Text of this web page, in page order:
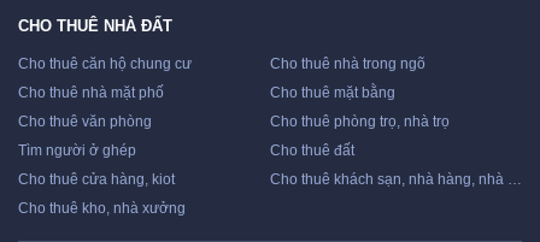
CHO THUÊ NHÀ ĐẤT
Cho thuê căn hộ chung cư
Cho thuê nhà trong ngõ
Cho thuê nhà mặt phố
Cho thuê mặt bằng
Cho thuê văn phòng
Cho thuê phòng trọ, nhà trọ
Tìm người ở ghép
Cho thuê đất
Cho thuê cửa hàng, kiot
Cho thuê khách sạn, nhà hàng, nhà nghỉ
Cho thuê kho, nhà xưởng